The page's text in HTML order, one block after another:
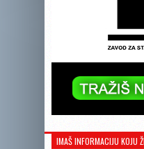
IMAŠ INFORMACIJU KOJU